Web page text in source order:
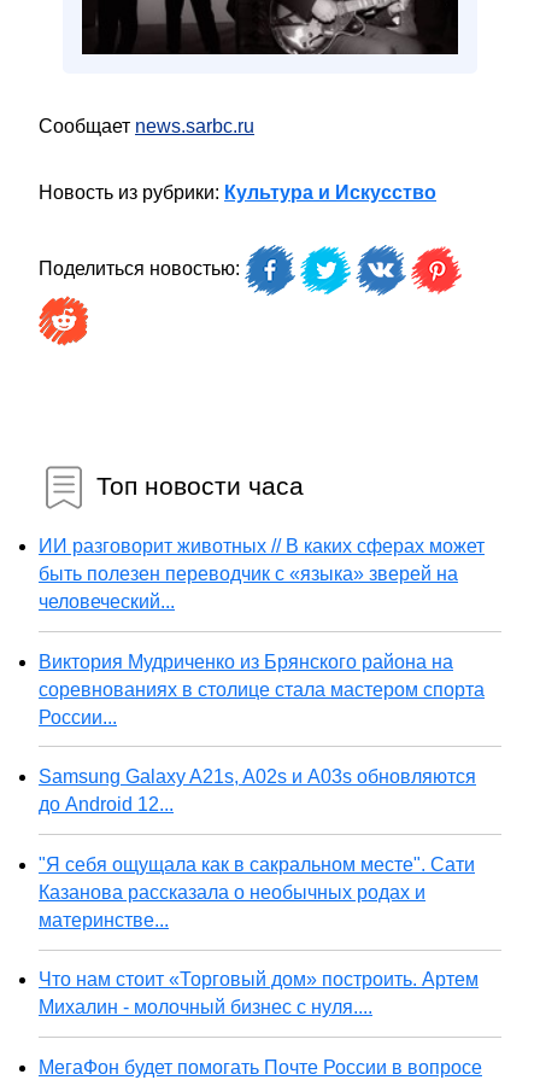
Сообщает news.sarbc.ru
Новость из рубрики: Культура и Искусство
Поделиться новостью:
Топ новости часа
ИИ разговорит животных // В каких сферах может
быть полезен переводчик с «языка» зверей на
человеческий...
Виктория Мудриченко из Брянского района на
соревнованиях в столице стала мастером спорта
России...
Samsung Galaxy A21s, A02s и A03s обновляются
до Android 12...
"Я себя ощущала как в сакральном месте". Сати
Казанова рассказала о необычных родах и
материнстве...
Что нам стоит «Торговый дом» построить. Артем
Михалин - молочный бизнес с нуля....
МегаФон будет помогать Почте России в вопросе